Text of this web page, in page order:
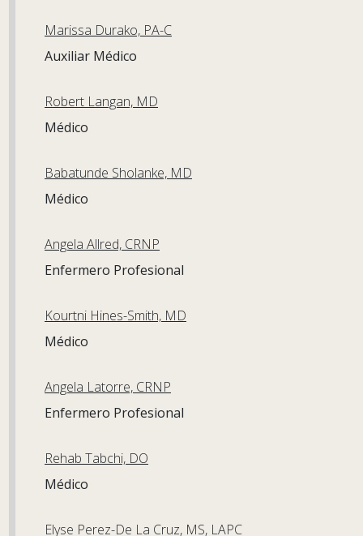
Marissa Durako, PA-C
Auxiliar Médico
Robert Langan, MD
Médico
Babatunde Sholanke, MD
Médico
Angela Allred, CRNP
Enfermero Profesional
Kourtni Hines-Smith, MD
Médico
Angela Latorre, CRNP
Enfermero Profesional
Rehab Tabchi, DO
Médico
Elyse Perez-De La Cruz, MS, LAPC